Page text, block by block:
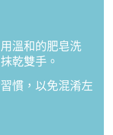
溫和的肥皂洗
乾雙手。
慣，以免混淆左